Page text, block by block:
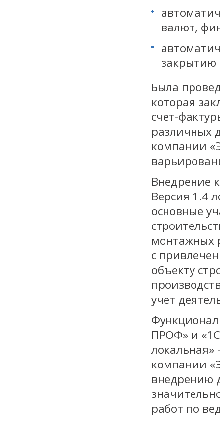
валют,
закрытию
Была
которая
счет-
различных
компании
Внедрение
Версия 1.4
основные
монтажных
с
объекту
учет
ПРОФ» и
локальная»
компании
внедрению
работ по